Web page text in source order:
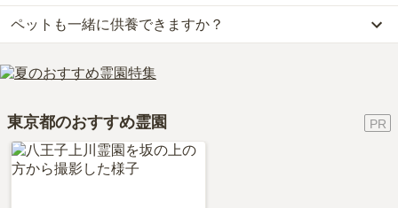
127万円（墓石代別途）です。
お墓は、価格が高いものがよい、安いものが悪い、という訳ではあ
きる場所を選ぶことです。
約6分です。
車の場合、中央自動車道「調布インター」から車で約10分です。
詳しいルートや地図は、本ページの「地図・交通アクセス」欄をご
確認ください。
当サイトに寄せられた総合評価は、4.1点です。特に交通利便性が
高く評価されています。
利用者様からは「花は霊園の事務所で販売している。周辺に食事処
はあまりないので、バス等で最寄りの駅まで戻る必要あり。最寄り
ペットも一緒に供養できますか？
はい、メモリアルガーデン三鷹はペット供養に対応しております。
大切な家族の一員であるペットも供養できるプランをご用意してお
東京都のおすすめ霊園